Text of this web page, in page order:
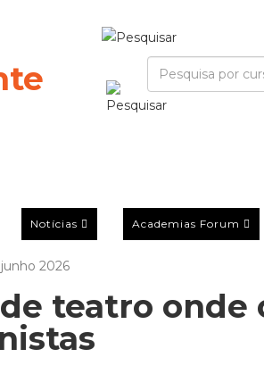
Notícias Academias Forum
2026
teatro onde